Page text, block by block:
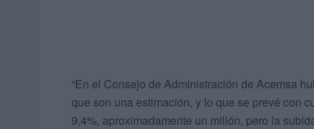
“En el Consejo de Administración de Acemsa
que son una estimación, y lo que se prevé con
9,4%, aproximadamente un millón, pero la